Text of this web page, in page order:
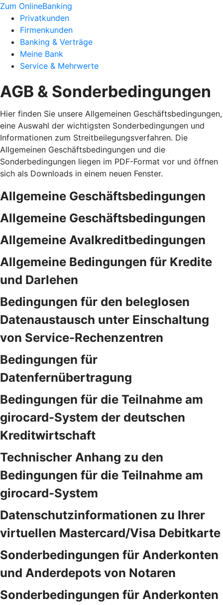
Zum OnlineBanking
Privatkunden
Firmenkunden
Banking & Verträge
Meine Bank
Service & Mehrwerte
AGB & Sonderbedingungen
Hier finden Sie unsere Allgemeinen Geschäftsbedingungen,
eine Auswahl der wichtigsten Sonderbedingungen und
Informationen zum Streitbeilegungsverfahren. Die
Allgemeinen Geschäftsbedingungen und die
Sonderbedingungen liegen im PDF-Format vor und öffnen
sich als Downloads in einem neuen Fenster.
Allgemeine Geschäftsbedingungen
Allgemeine Geschäftsbedingungen
Allgemeine Avalkreditbedingungen
Allgemeine Bedingungen für Kredite
und Darlehen
Bedingungen für den beleglosen
Datenaustausch unter Einschaltung
von Service-Rechenzentren
Bedingungen für
Datenfernübertragung
Bedingungen für die Teilnahme am
girocard-System der deutschen
Kreditwirtschaft
Technischer Anhang zu den
Bedingungen für die Teilnahme am
girocard-System
Datenschutzinformationen zu Ihrer
virtuellen Mastercard/Visa Debitkarte
Sonderbedingungen für Anderkonten
und Anderdepots von Notaren
Sonderbedingungen für Anderkonten